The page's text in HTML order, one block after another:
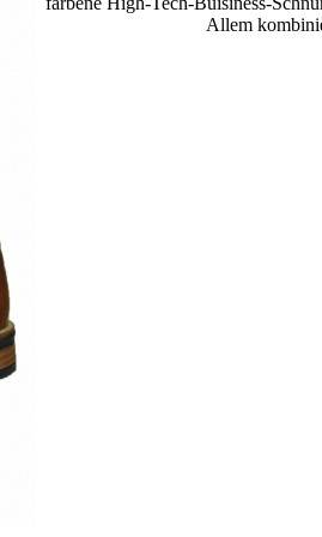
Allem